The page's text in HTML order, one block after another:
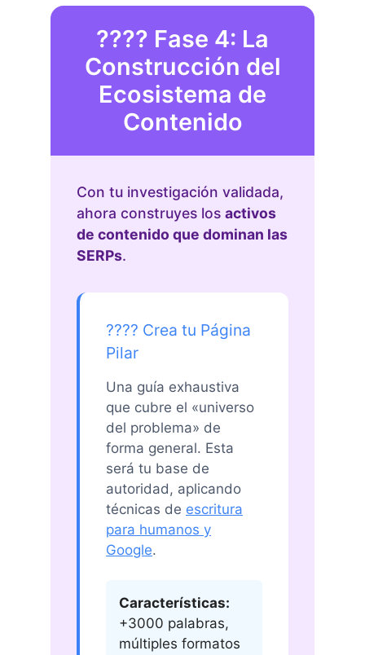
????️ Fase 4: La
Construcción del
Ecosistema de
Contenido
Con tu investigación validada,
ahora construyes los activos
de contenido que dominan las
SERPs.
???? Crea tu Página
Pilar
Una guía exhaustiva
que cubre el «universo
del problema» de
forma general. Esta
será tu base de
autoridad, aplicando
técnicas de escritura
para humanos y
Google.
Características:
+3000 palabras,
múltiples formatos